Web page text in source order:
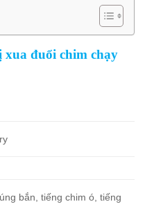
đuổi chim chạy
bắn, tiếng chim ó, tiếng